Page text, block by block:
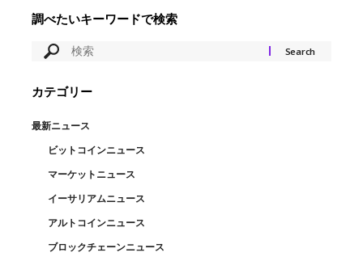
調べたいキーワードで検索
カテゴリー
最新ニュース
ビットコインニュース
マーケットニュース
イーサリアムニュース
アルトコインニュース
ブロックチェーンニュース